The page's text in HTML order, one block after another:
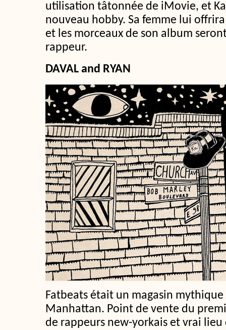
utilisation tâtonnée de iMovie, et
nouveau hobby. Sa femme lui
et les morceaux de son album
rappeur.
DAVAL and RYAN
Fatbeats était un magasin mythique
Manhattan. Point de vente du
de rappeurs new-yorkais et vrai